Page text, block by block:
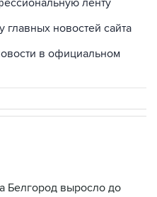
в официальном
выросло до